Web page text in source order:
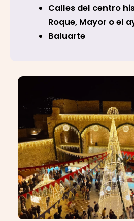
Calles del centro
Roque, Mayor o el
Baluarte